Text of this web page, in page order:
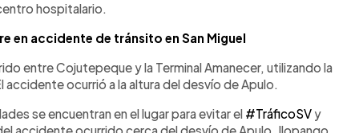
hospitalario.
en accidente de tránsito en San Miguel
entre Cojutepeque y la Terminal Amanecer, utilizando la
accidente ocurrió a la altura del desvío de Apulo.
se encuentran en el lugar para evitar el #TráficoSV y